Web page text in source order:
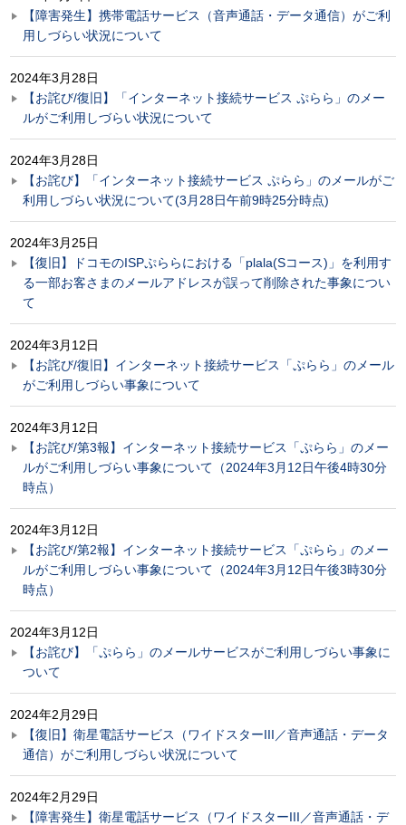
【障害発生】携帯電話サービス（音声通話・データ通信）がご利
用しづらい状況について
2024年3月28日
【お詫び/復旧】「インターネット接続サービス ぷらら」のメー
ルがご利用しづらい状況について
2024年3月28日
【お詫び】「インターネット接続サービス ぷらら」のメールがご
利用しづらい状況について(3月28日午前9時25分時点)
2024年3月25日
【復旧】ドコモのISPぷららにおける「plala(Sコース)」を利用す
る一部お客さまのメールアドレスが誤って削除された事象につい
て
2024年3月12日
【お詫び/復旧】インターネット接続サービス「ぷらら」のメール
がご利用しづらい事象について
2024年3月12日
【お詫び/第3報】インターネット接続サービス「ぷらら」のメー
ルがご利用しづらい事象について（2024年3月12日午後4時30分
時点）
2024年3月12日
【お詫び/第2報】インターネット接続サービス「ぷらら」のメー
ルがご利用しづらい事象について（2024年3月12日午後3時30分
時点）
2024年3月12日
【お詫び】「ぷらら」のメールサービスがご利用しづらい事象に
ついて
2024年2月29日
【復旧】衛星電話サービス（ワイドスターIII／音声通話・データ
通信）がご利用しづらい状況について
2024年2月29日
【障害発生】衛星電話サービス（ワイドスターIII／音声通話・デ